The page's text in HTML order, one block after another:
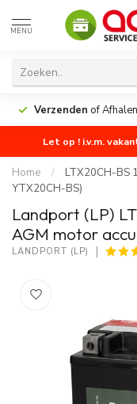
MENU
Verzenden of Afhalen
Let op ! i.v.m.
Home /
LTX20CH-BS
YTX20CH-BS)
Landport (LP)
AGM motor
LANDPORT (LP)